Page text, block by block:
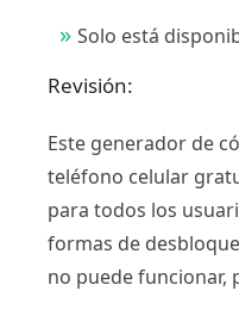
Solo está
Revisión:
Este generador de
teléfono celular
para todos los
formas de
no puede funcionar,